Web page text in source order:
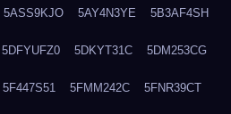
5ASS9KJO 5AY4N3YE 5B3AF4SH
5DFYUFZ0 5DKYT31C 5DM253CG
5F447S51 5FMM242C 5FNR39CT